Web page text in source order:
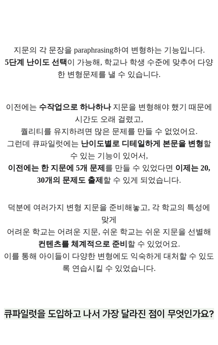
지문의 각 문장을 paraphrasing하여 변형하는 기능입니다.
5단계 난이도 선택이 가능해, 학교나 학생 수준에 맞추어 다양
한 변형문제를 낼 수 있습니다.
이전에는 수작업으로 하나하나지문을 변형해야 했기 때문에
시간도 오래 걸렸고,
퀄리티를 유지하려면 많은 문제를 만들 수 없었어요.
그런데 큐파일럿에는 난이도별로 디테일하게 본문을 변형할
수 있는 기능이 있어서,
이전에는 한 지문에 5개 문제 를 만들 수 있었다면 이제는 20,
30개의 문제도 출제 할 수 있게 되었습니다.
덕분에 여러가지 변형 지문을 준비해놓고, 각 학교의 특성에
맞게
어려운 학교는 어려운 지문, 쉬운 학교는 쉬운 지문을 선별해
컨텐츠를 체계적으로 준비 할 수 있었어요.
이를 통해 아이들이 다양한 변형에도 익숙하게 대처할 수 있도
록 연습시킬 수 있었습니다.
큐파일럿을 도입하고 나서 가장 달라진 점이 무엇인가요?